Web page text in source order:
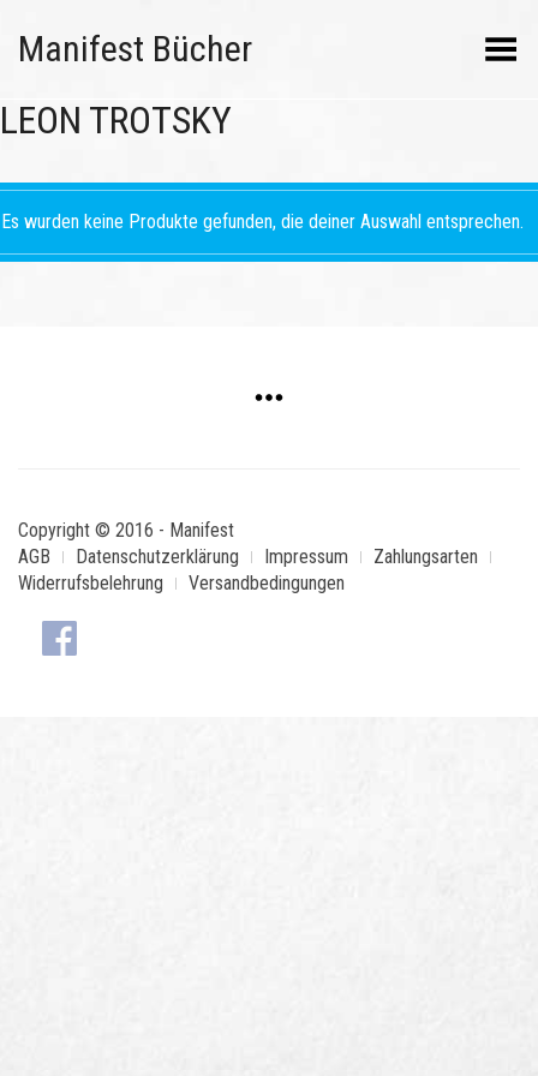
Manifest Bücher Menü umschalten
LEON TROTSKY
Es wurden keine Produkte gefunden, die deiner Auswahl entsprechen.
Copyright © 2016 - Manifest
AGB
Datenschutzerklärung Impressum
Zahlungsarten
Widerrufsbelehrung
Versandbedingungen